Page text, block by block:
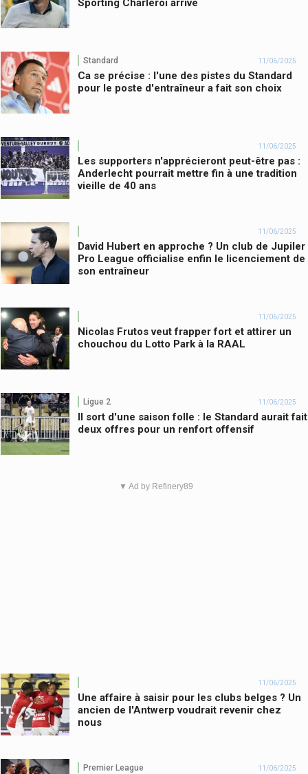
Sporting Charleroi arrive
Standard 11/06/2025
Ca se précise : l'une des pistes du Standard
pour le poste d'entraîneur a fait son choix
11/06/2025
Les supporters n'apprécieront peut-être pas :
Anderlecht pourrait mettre fin à une tradition
vieille de 40 ans
11/06/2025
David Hubert en approche ? Un club de Jupiler
Pro League officialise enfin le licenciement de
son entraîneur
11/06/2025
Nicolas Frutos veut frapper fort et attirer un
chouchou du Lotto Park à la RAAL
Ligue 2 11/06/2025
Il sort d'une saison folle : le Standard aurait fait
deux offres pour un renfort offensif
▼ Ad by Refinery89
11/06/2025
Une affaire à saisir pour les clubs belges ? Un
ancien de l'Antwerp voudrait revenir chez
nous
Premier League 11/06/2025